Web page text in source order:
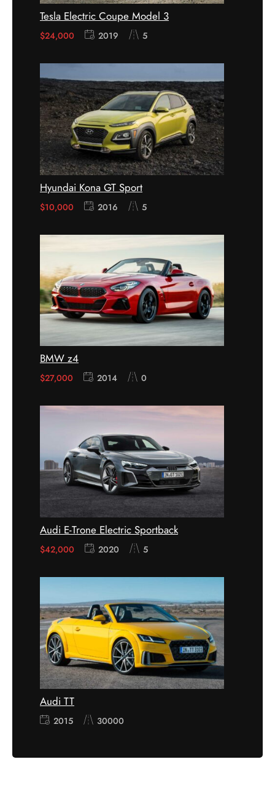
Tesla Electric Coupe Model 3
$24,000 2019 5
Hyundai Kona GT Sport
$10,000 2016 5
BMW z4
$27,000 2014 0
Audi E-Trone Electric Sportback
$42,000 2020 5
Audi TT
2015 30000